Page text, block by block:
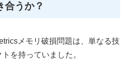
合うか？
メモリ破損問題は、単なる技
を持っていました。